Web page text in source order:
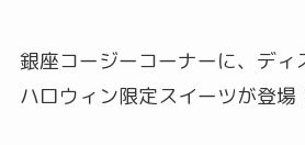
銀座コージーコーナーに、ディ
ハロウィン限定スイーツが登場